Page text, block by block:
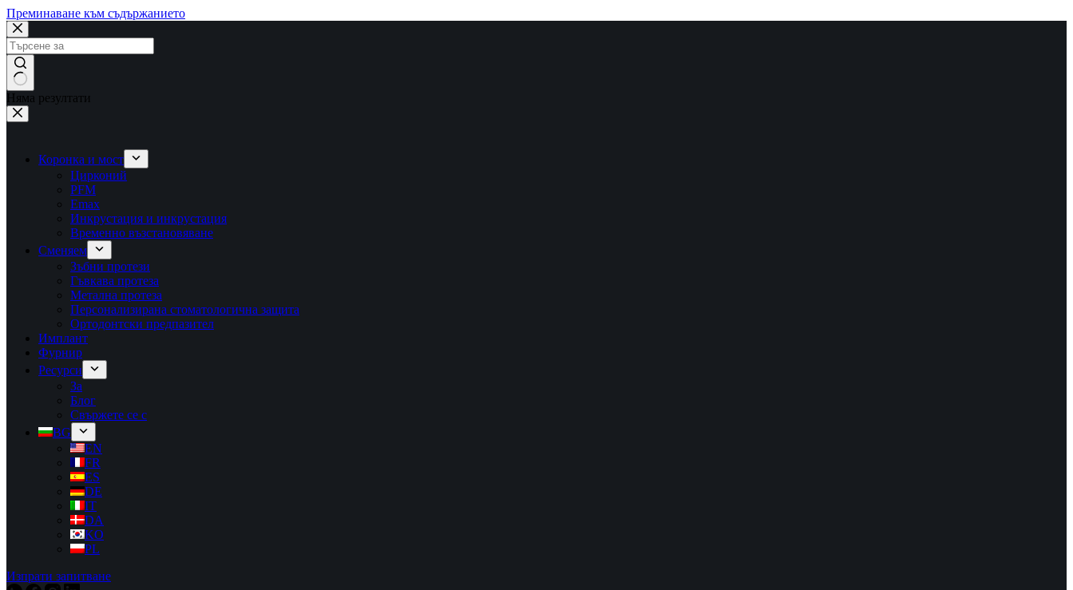
Преминаване към съдържанието
Няма резултати
Коронка и мост
Цирконий
PFM
Emax
Инкрустация и инкрустация
Временно възстановяване
Сменяем
Зъбни протези
Гъвкава протеза
Метална протеза
Персонализирана стоматологична защита
Ортодонтски предпазител
Имплант
Фурнир
Ресурси
За
Блог
Свържете се с
BG
EN
FR
ES
DE
IT
DA
KO
PL
Изпрати запитване